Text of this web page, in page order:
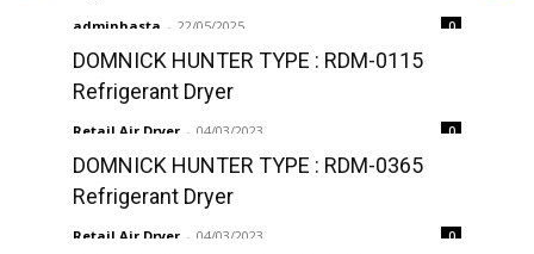
adminhasta - 22/05/2025 0
DOMNICK HUNTER TYPE : RDM-0115
Refrigerant Dryer
Retail Air Dryer - 04/03/2023 0
DOMNICK HUNTER TYPE : RDM-0365
Refrigerant Dryer
Retail Air Dryer - 04/03/2023 0